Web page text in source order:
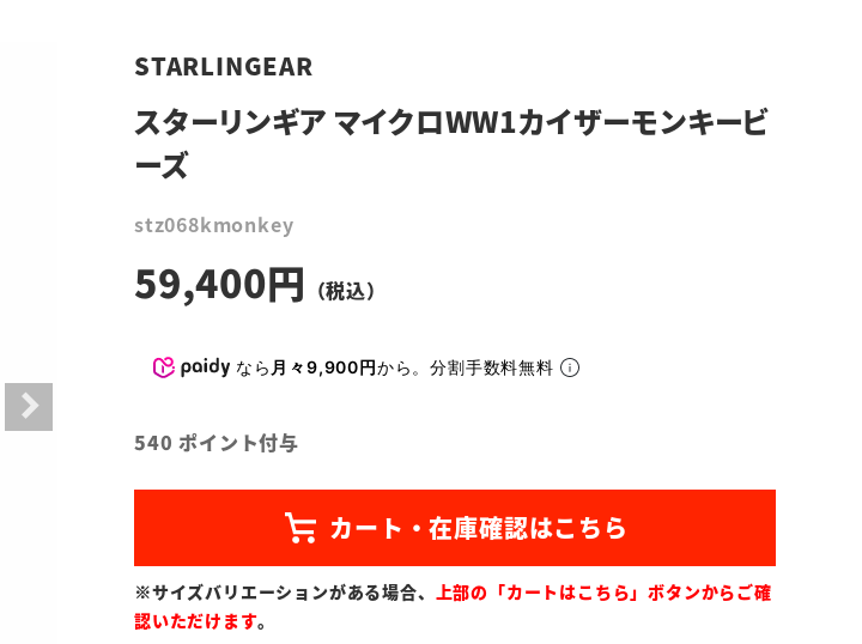
STARLINGEAR
スターリンギア マイクロWW1カイザーモンキービ
ーズ
stz068kmonkey
59,400
なら 月々9,900円から。分割手数料無料
540 ポイント付与
※サイズバリエーションがある場合、
上部の「カートはこちら」ボタンからご確
認いただけます。